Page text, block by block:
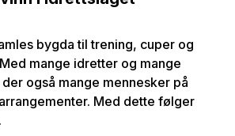
bygda til trening, cuper og
mange idretter og mange
også mange mennesker på
Med dette følger